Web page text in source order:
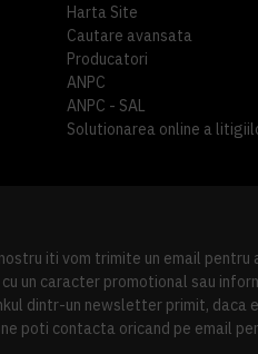
Harta Site
Cautare avansata
Producatori
ANPC
ANPC - SAL
Solutionarea online a
iti vom trimite un email
un caracter promotional sau
dintr-un newsletter primit,
poti contacta oricand pe email